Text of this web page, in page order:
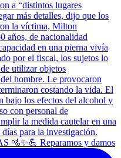
🚵✨💪 Reparamos y damos